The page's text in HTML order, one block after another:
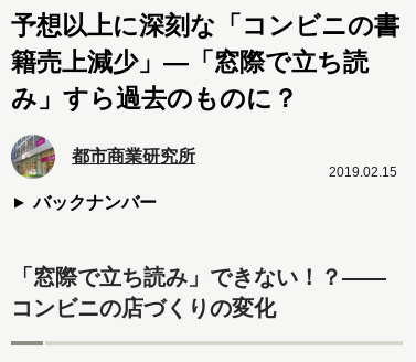
予想以上に深刻な「コンビニの書
籍売上減少」―「窓際で立ち読
み」すら過去のものに？
都市商業研究所
バックナンバー
2019.02.15
「窓際で立ち読み」できない！？――
コンビニの店づくりの変化